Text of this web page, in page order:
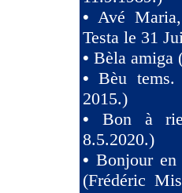
•Avé
Testa le 31
• Bèla amiga
•Bèu
2015.)
• Bon à
8.5.2020.)
•Bonjour en
(Frédéric